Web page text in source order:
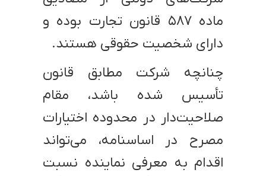
ماده ۵۸۷ قانون تجارت بوده و
دارای شخصیت حقوقی هستند.
چنانچه شرکت مطابق قانون
تأسیس شده باشد، مقام
صلاحیت‌دار در محدوده اختیارات
مصرح در اساسنامه، می‌تواند
اقدام به معرفی نماینده نسبت